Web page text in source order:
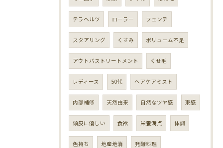
テラヘルツ ローラー フェンテ
スタアリング くすみ ボリューム不足
アウトバストリートメント くせ毛
レディース 50代 ヘアケアミスト
内部補修 天然由来 自然なツヤ感 束感
頭皮に優しい 食欲 栄養満点 体調
色持ち 地産地消 発酵料理